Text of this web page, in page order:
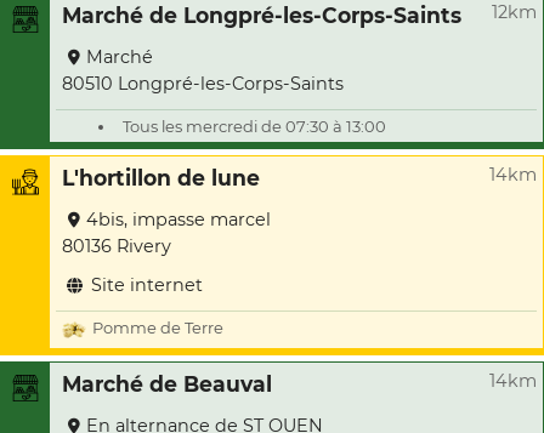
Marché de Longpré-les-Corps-Saints 12km
Marché
80510 Longpré-les-Corps-Saints
Tous les mercredi de 07:30 à 13:00
L'hortillon de lune 14km
4bis, impasse marcel
80136 Rivery
Site internet
Pomme de Terre
Marché de Beauval 14km
En alternance de ST OUEN